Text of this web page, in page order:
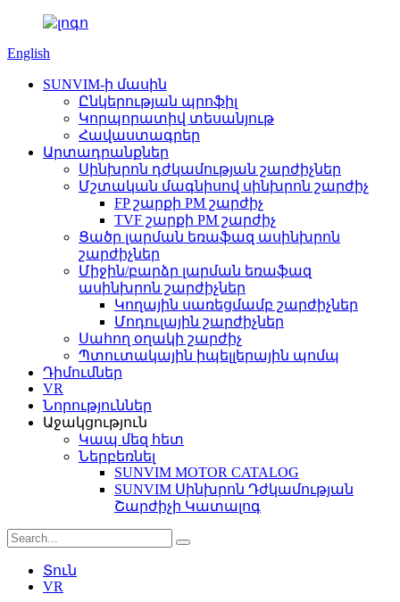
English
SUNVIM-ի մասին
Ընկերության պրոֆիլ
Կորպորատիվ տեսանյութ
Հավաստագրեր
Արտադրանքներ
Սինխրոն դժկամության շարժիչներ
Մշտական ​​մագնիսով սինխրոն շարժիչ
FP շարքի PM շարժիչ
TVF շարքի PM շարժիչ
Ցածր լարման եռաֆազ ասինխրոն
շարժիչներ
Միջին/բարձր լարման եռաֆազ
ասինխրոն շարժիչներ
Կողային սառեցմամբ շարժիչներ
Մոդուլային շարժիչներ
Սահող օղակի շարժիչ
Պտուտակային իպելլերային պոմպ
Դիմումներ
VR
Նորություններ
Աջակցություն
Կապ մեզ հետ
Ներբեռնել
SUNVIM MOTOR CATALOG
SUNVIM Սինխրոն Դժկամության
Շարժիչի Կատալոգ
Տուն
VR